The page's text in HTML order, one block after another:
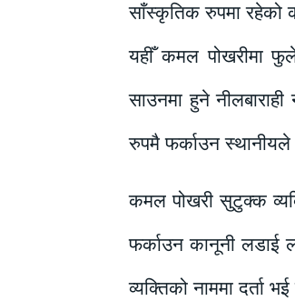
साँस्कृतिक रुपमा रहेको
यहीँ कमल पोखरीमा
साउनमा हुने
रुपमै फर्काउन
कमल पोखरी सुटुक्क
फर्काउन कानूनी लडाई
व्यक्तिको नाममा दर्ता